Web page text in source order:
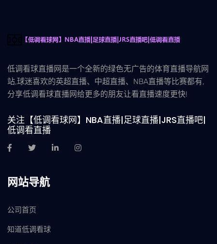
低调看球直播网是一个全新的绿色无广告的体育直播导航网
站,球迷喜欢的英超直播、中超直播、NBA直播等比赛都有,
分享低调看球直播网给更多的朋友让看直播速度更快!
关注【低调看球网】NBA直播|足球直播|JRS直播吧|
低调看直播
网站导航
公司首页
知道低调看球